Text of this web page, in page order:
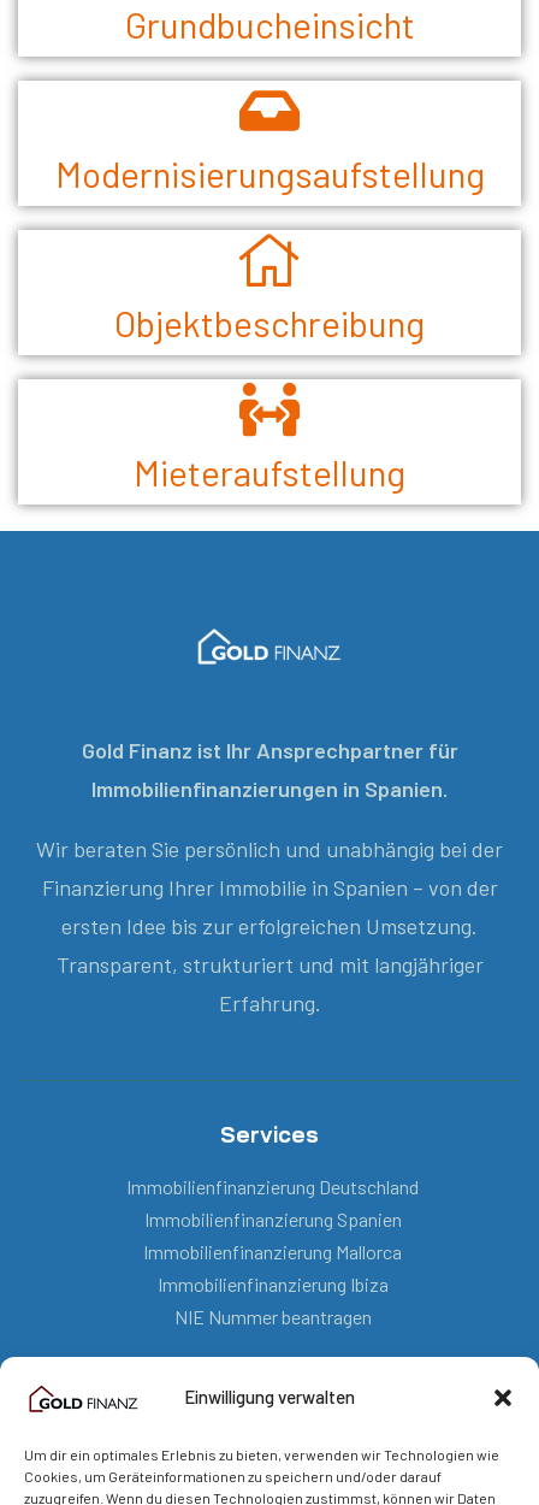
Einwilligung verwalten
Um dir ein optimales Erlebnis zu bieten, verwenden wir Technologien wie
Cookies, um Geräteinformationen zu speichern und/oder darauf
zuzugreifen. Wenn du diesen Technologien zustimmst, können wir Daten
Grundbucheinsicht
Modernisierungsaufstellung
Objektbeschreibung
Mieteraufstellung
Gold Finanz ist Ihr Ansprechpartner für
Immobilienfinanzierungen in Spanien.
Wir beraten Sie persönlich und unabhängig bei der
Finanzierung Ihrer Immobilie in Spanien – von der
ersten Idee bis zur erfolgreichen Umsetzung.
Transparent, strukturiert und mit langjähriger
Erfahrung.
Services
Immobilienfinanzierung Deutschland
Immobilienfinanzierung Spanien
Immobilienfinanzierung Mallorca
Immobilienfinanzierung Ibiza
NIE Nummer beantragen
mail@goldfinanz.com